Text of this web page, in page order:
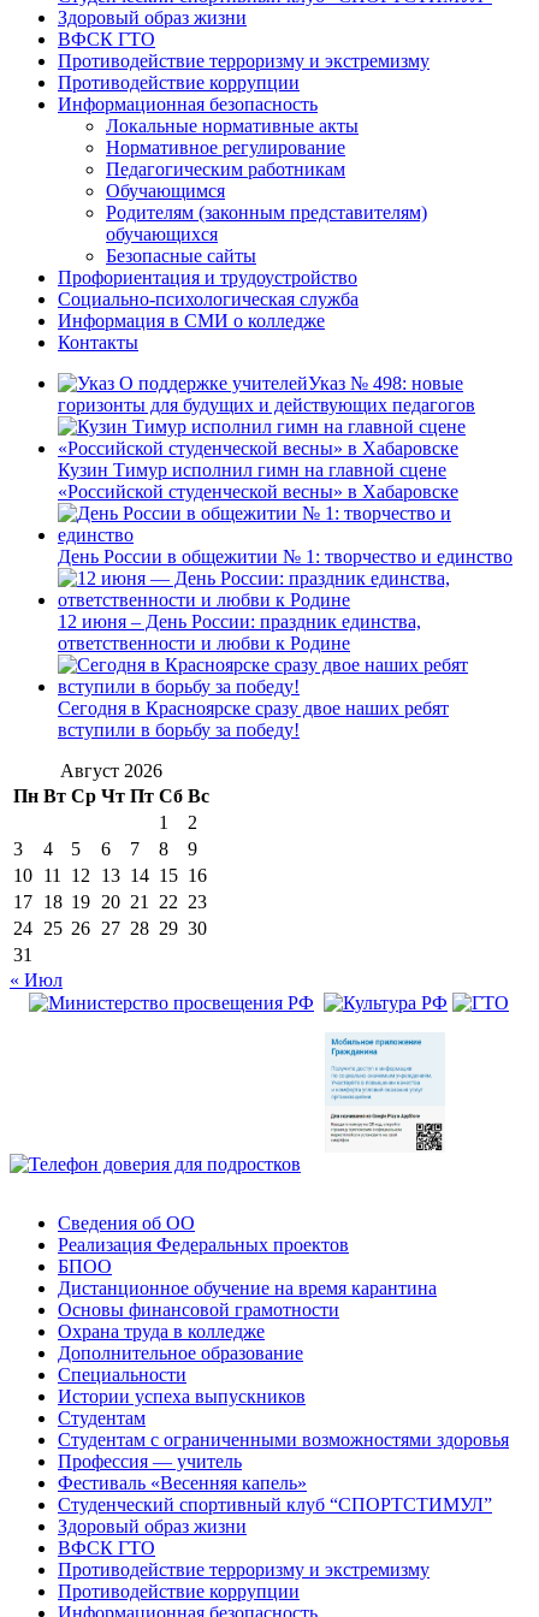
Здоровый образ жизни
ВФСК ГТО
Противодействие терроризму и экстремизму
Противодействие коррупции
Информационная безопасность
Локальные нормативные акты
Нормативное регулирование
Педагогическим работникам
Обучающимся
Родителям (законным представителям)
обучающихся
Безопасные сайты
Профориентация и трудоустройство
Социально-психологическая служба
Информация в СМИ о колледже
Контакты
Указ № 498: новые
горизонты для будущих и действующих педагогов
Кузин Тимур исполнил гимн на главной сцене
«Российской студенческой весны» в Хабаровске
День России в общежитии № 1: творчество и единство
12 июня – День России: праздник единства,
ответственности и любви к Родине
Сегодня в Красноярске сразу двое наших ребят
вступили в борьбу за победу!
Август 2026
Пн Вт Ср Чт Пт Сб Вс
1
2
3
4 5 6 7 8
9
10 11 12 13 14 15 16
17 18 19 20 21 22 23
24 25 26 27 28 29 30
31
« Июл
Сведения об ОО
Реализация Федеральных проектов
БПОО
Дистанционное обучение на время карантина
Основы финансовой грамотности
Охрана труда в колледже
Дополнительное образование
Специальности
Истории успеха выпускников
Студентам
Студентам с ограниченными возможностями здоровья
Профессия — учитель
Фестиваль «Весенняя капель»
Студенческий спортивный клуб “СПОРТСТИМУЛ”
Здоровый образ жизни
ВФСК ГТО
Противодействие терроризму и экстремизму
Противодействие коррупции
Информационная безопасность